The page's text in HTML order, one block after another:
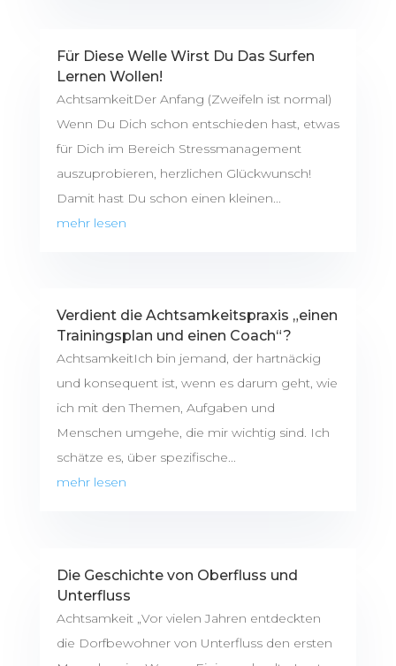
Für Diese Welle Wirst Du Das Surfen
Lernen Wollen!
AchtsamkeitDer Anfang (Zweifeln ist normal)
Wenn Du Dich schon entschieden hast, etwas
für Dich im Bereich Stressmanagement
auszuprobieren, herzlichen Glückwunsch!
Damit hast Du schon einen kleinen...
mehr lesen
Verdient die Achtsamkeitspraxis „einen
Trainingsplan und einen Coach“?
AchtsamkeitIch bin jemand, der hartnäckig
und konsequent ist, wenn es darum geht, wie
ich mit den Themen, Aufgaben und
Menschen umgehe, die mir wichtig sind. Ich
schätze es, über spezifische...
mehr lesen
Die Geschichte von Oberfluss und
Unterfluss
Achtsamkeit „Vor vielen Jahren entdeckten
die Dorfbewohner von Unterfluss den ersten